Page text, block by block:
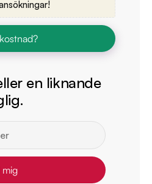
en liknande